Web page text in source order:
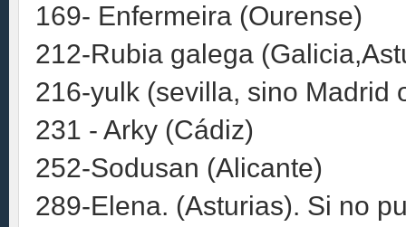
169- Enfermeira (Ourense)
212-Rubia galega
216-yulk (sevilla, sino Madrid
231 - Arky (Cádiz)
252-Sodusan (Alicante)
289-Elena. (Asturias). Si no